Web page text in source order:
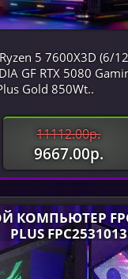
5 7600X3D (6/
GF RTX 5080
Gold 850Wt..
11112.00р.
9667.00р.
КОМПЬЮТЕР
PLUS FPC2531013